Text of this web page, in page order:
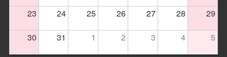
23
24 25 26 27 28
29
30
31 1 2 3 4 5